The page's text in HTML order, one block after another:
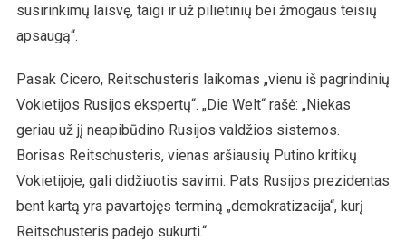
susirinkimų laisvę, taigi ir už pilietinių bei žmogaus teisių
apsaugą“.
Pasak Cicero, Reitschusteris laikomas „vienu iš pagrindinių
Vokietijos Rusijos ekspertų“. „Die Welt“ rašė: „Niekas
geriau už jį neapibūdino Rusijos valdžios sistemos.
Borisas Reitschusteris, vienas aršiausių Putino kritikų
Vokietijoje, gali didžiuotis savimi. Pats Rusijos prezidentas
bent kartą yra pavartojęs terminą „demokratizacija“, kurį
Reitschusteris padėjo sukurti.“